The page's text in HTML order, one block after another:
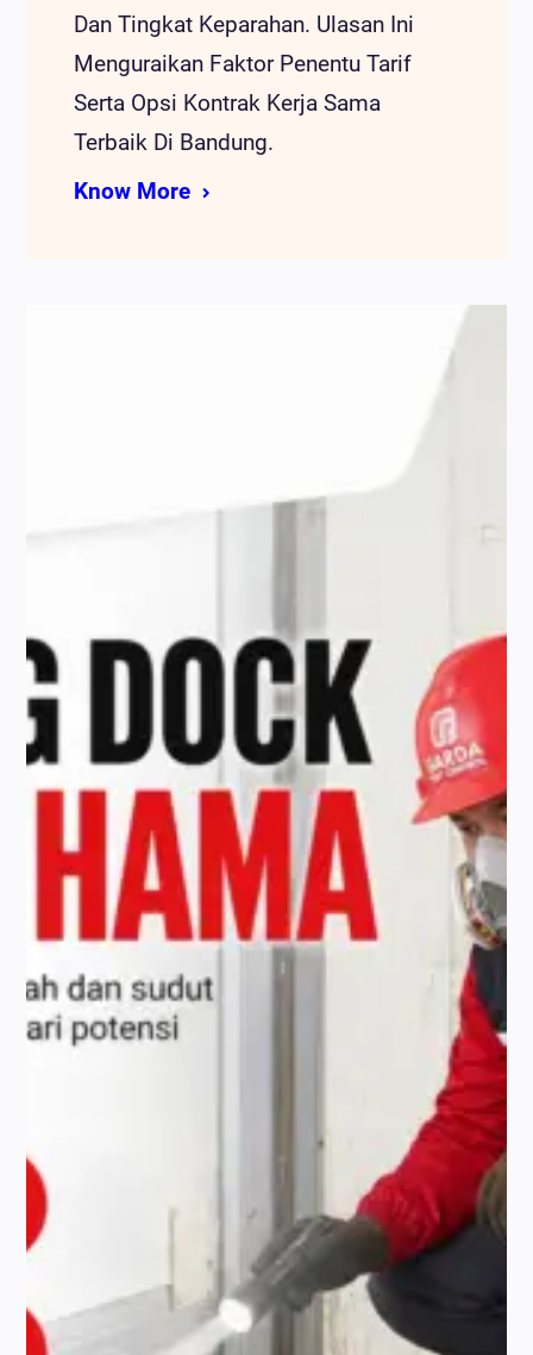
Dan Tingkat Keparahan. Ulasan Ini
Menguraikan Faktor Penentu Tarif
Serta Opsi Kontrak Kerja Sama
Terbaik Di Bandung.
Know More